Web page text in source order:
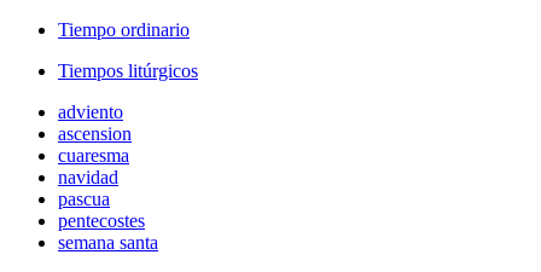
Tiempo ordinario
Tiempos litúrgicos
adviento
ascension
cuaresma
navidad
pascua
pentecostes
semana santa